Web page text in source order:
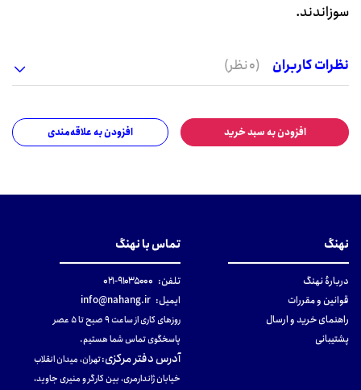
سوزاندند.
نظرات کاربران (0 نظر)
افزودن به سبد خرید افزودن به علاقه‌مندی
نهنگ
دربارهٔ نهنگ
قوانین و مقررات
راهنمای خرید و ارسال
پشتیبانی
تماس با نهنگ
تلفن: ۹۱۰۳۵۰۰۰-۰۲۱
ایمیل: info@nahang.ir
روزهای کاری از ساعت ۹ صبح تا ۵ عصر
پاسخگوی تماس شما هستیم.
آدرس دفتر مرکزی:تهران، میدان انقلاب
خیابان ژاندارمری، بین کارگر و منیری جاوید،